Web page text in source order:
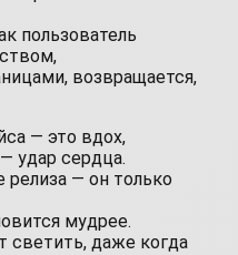
пользователь
возвращается,
— это вдох,
удар сердца.
— он только
мудрее.
светить, даже когда